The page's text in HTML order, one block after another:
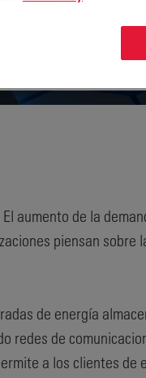
aumento de la
piensan
de energía
redes de
a los clientes